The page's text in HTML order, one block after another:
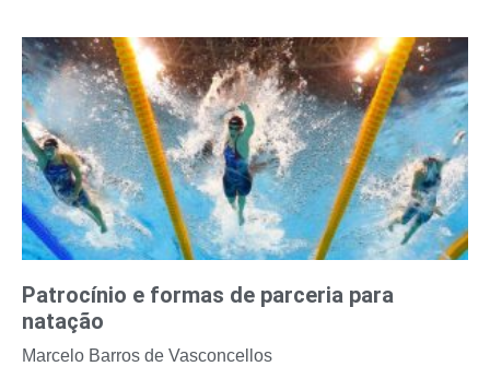
Patrocínio e formas de parceria para
natação
Marcelo Barros de Vasconcellos